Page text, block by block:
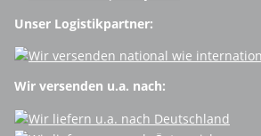
Unser Logistikpartner:
Wir versenden u.a. nach: